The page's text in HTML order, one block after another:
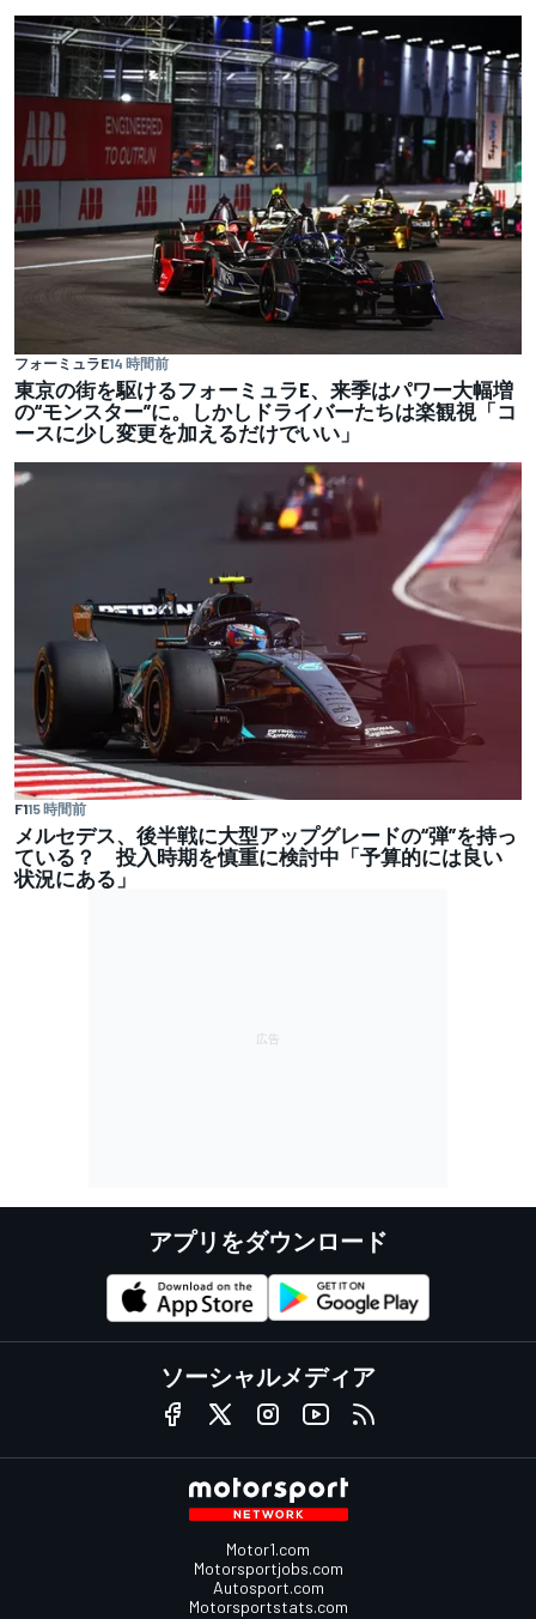
フォーミュラE14 時間前
東京の街を駆けるフォーミュラE、来季はパワー大幅増
の“モンスター”に。しかしドライバーたちは楽観視「コ
ースに少し変更を加えるだけでいい」
F115 時間前
メルセデス、後半戦に大型アップグレードの“弾”を持っ
ている？ 投入時期を慎重に検討中「予算的には良い
状況にある」
アプリをダウンロード
ソーシャルメディア
Motor1.com
Motorsportjobs.com
Autosport.com
Motorsportstats.com